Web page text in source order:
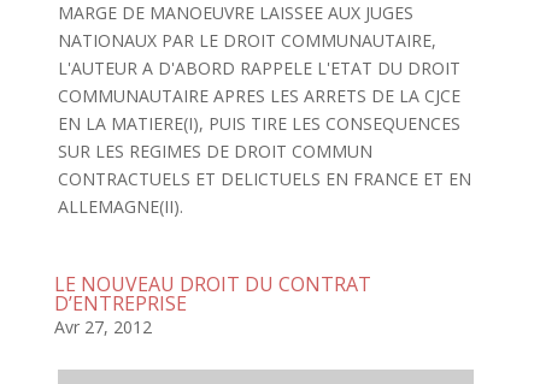
MARGE DE MANOEUVRE LAISSEE AUX JUGES
NATIONAUX PAR LE DROIT COMMUNAUTAIRE,
L'AUTEUR A D'ABORD RAPPELE L'ETAT DU DROIT
COMMUNAUTAIRE APRES LES ARRETS DE LA CJCE
EN LA MATIERE(I), PUIS TIRE LES CONSEQUENCES
SUR LES REGIMES DE DROIT COMMUN
CONTRACTUELS ET DELICTUELS EN FRANCE ET EN
ALLEMAGNE(II).
LE NOUVEAU DROIT DU CONTRAT
D’ENTREPRISE
Avr 27, 2012